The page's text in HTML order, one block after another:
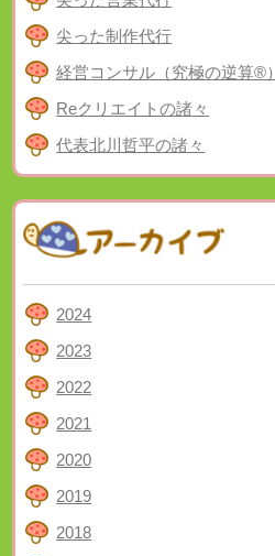
尖った制作代行
経営コンサル（究極の逆算®）
Reクリエイトの諸々
代表北川哲平の諸々
2024
2023
2022
2021
2020
2019
2018